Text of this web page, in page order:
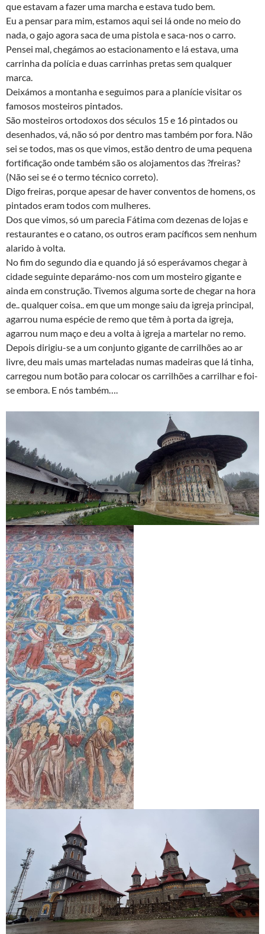
que estavam a fazer uma marcha e estava tudo bem.
Eu a pensar para mim, estamos aqui sei lá onde no meio do
nada, o gajo agora saca de uma pistola e saca-nos o carro.
Pensei mal, chegámos ao estacionamento e lá estava, uma
carrinha da polícia e duas carrinhas pretas sem qualquer
marca.
Deixámos a montanha e seguimos para a planície visitar os
famosos mosteiros pintados.
São mosteiros ortodoxos dos séculos 15 e 16 pintados ou
desenhados, vá, não só por dentro mas também por fora. Não
sei se todos, mas os que vimos, estão dentro de uma pequena
fortificação onde também são os alojamentos das ?freiras?
(Não sei se é o termo técnico correto).
Digo freiras, porque apesar de haver conventos de homens, os
pintados eram todos com mulheres.
Dos que vimos, só um parecia Fátima com dezenas de lojas e
restaurantes e o catano, os outros eram pacíficos sem nenhum
alarido à volta.
No fim do segundo dia e quando já só esperávamos chegar à
cidade seguinte deparámo-nos com um mosteiro gigante e
ainda em construção. Tivemos alguma sorte de chegar na hora
de.. qualquer coisa.. em que um monge saiu da igreja principal,
agarrou numa espécie de remo que têm à porta da igreja,
agarrou num maço e deu a volta à igreja a martelar no remo.
Depois dirigiu-se a um conjunto gigante de carrilhões ao ar
livre, deu mais umas marteladas numas madeiras que lá tinha,
carregou num botão para colocar os carrilhões a carrilhar e foi-
se embora. E nós também….